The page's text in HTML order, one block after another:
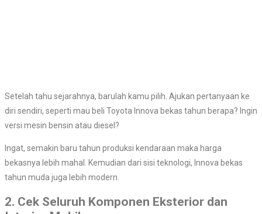
Setelah tahu sejarahnya, barulah kamu pilih. Ajukan pertanyaan ke
diri sendiri, seperti mau beli Toyota Innova bekas tahun berapa? Ingin
versi mesin bensin atau diesel?
Ingat, semakin baru tahun produksi kendaraan maka harga
bekasnya lebih mahal. Kemudian dari sisi teknologi, Innova bekas
tahun muda juga lebih modern.
2. Cek Seluruh Komponen Eksterior dan